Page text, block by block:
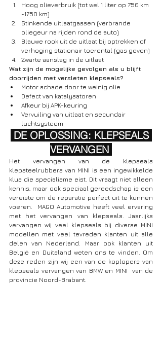
Hoog olieverbruik (tot wel 1 liter op 750 km
-1750 km)
Stinkende uitlaatgassen (verbrande
oliegeur na rijden rond de auto)
Blauwe rook uit de uitlaat bij optrekken of
verhoging stationair toerental (gas geven)
Zwarte aanslag in de uitlaat
Wat zijn de mogelijke gevolgen als u blijft
doorrijden met versleten klepseals?
Motor schade door te weinig olie
Defect van katalysatoren
Afkeur bij APK-keuring
Vervuiling van uitlaat en secundair
luchtsysteem
VERVANGEN
Het vervangen van de klepseals
klepsteelrubbers van MINI is een ingewikkelde
klus die specialisme eist. Dit vraagt niet alleen
kennis, maar ook speciaal gereedschap is een
vereiste om de reparatie perfect uit te kunnen
voeren.  MAGO Automotive heeft veel ervaring
met het vervangen van klepseals. Jaarlijks
vervangen wij veel klepseals bij diverse MINI
modellen met veel tevreden klanten uit alle
delen van Nederland. Maar ook klanten uit
België en Duitsland weten ons te vinden. Om
deze reden zijn wij een van de koplopers van
klepseals vervangen van BMW en MINI  van de
provincie Noord-Brabant.